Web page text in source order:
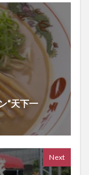
“天下一
Next